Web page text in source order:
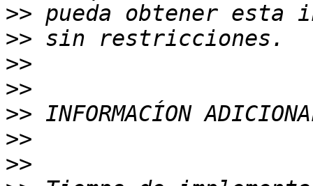
>>
>>
>>
>>
>>
>>
>>